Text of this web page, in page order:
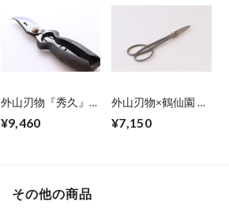
外山刃物『秀久』×
165 (1丁)
¥9,460
外山刃物×鶴仙園 オ
(一丁)
¥7,150
その他の商品